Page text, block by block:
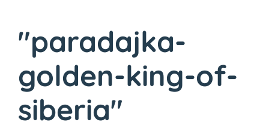
"paradajka-
golden-king-of-
siberia"